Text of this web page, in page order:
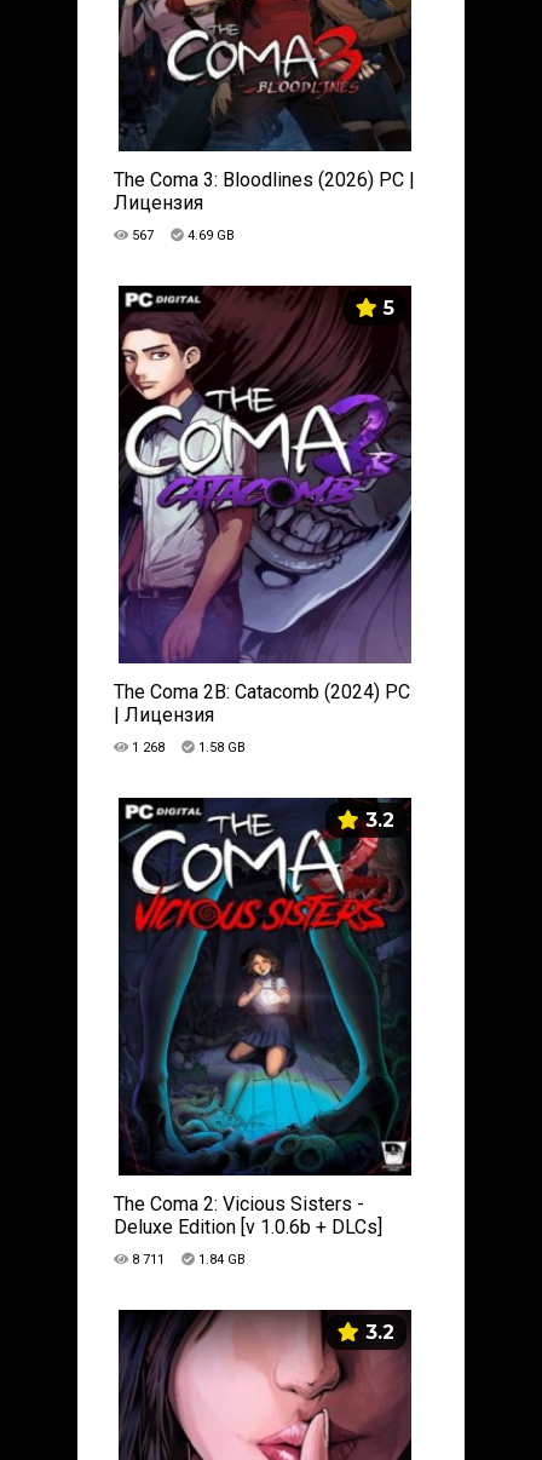
The Coma 3: Bloodlines (2026) PC |
Лицензия
567 4.69 GB
5
The Coma 2B: Catacomb (2024) PC
| Лицензия
1 268 1.58 GB
3.2
The Coma 2: Vicious Sisters -
Deluxe Edition [v 1.0.6b + DLCs]
(2020) PC | Лицензия
8 711 1.84 GB
3.2